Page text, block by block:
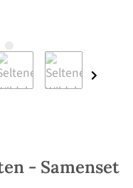
- Samenset